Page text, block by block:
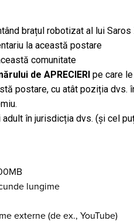
brațul robotizat al lui
la această postare
comunitate
de APRECIERI pe care
postare, cu atât poziția dvs.
în jurisdicția dvs. (și cel
lungime
externe (de ex., YouTube)